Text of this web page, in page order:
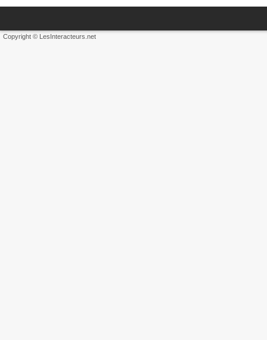
Copyright © LesInteracteurs.net